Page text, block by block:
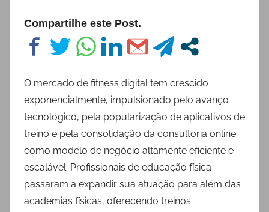
Compartilhe este Post.
O mercado de fitness digital tem crescido
exponencialmente, impulsionado pelo avanço
tecnológico, pela popularização de aplicativos de
treino e pela consolidação da consultoria online
como modelo de negócio altamente eficiente e
escalável. Profissionais de educação física
passaram a expandir sua atuação para além das
academias físicas, oferecendo treinos